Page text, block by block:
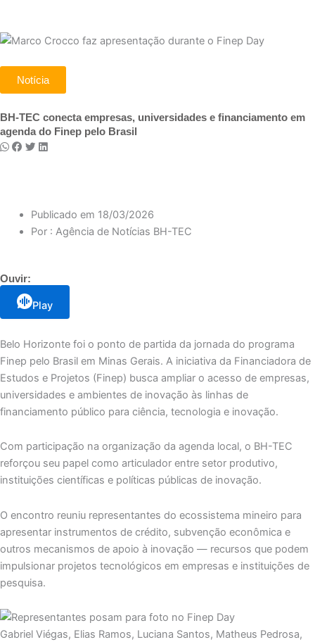
Notícia
BH-TEC conecta empresas, universidades e financiamento em
agenda do Finep pelo Brasil
Publicado em 18/03/2026
Por : Agência de Notícias BH-TEC
Ouvir:
Play
Belo Horizonte foi o ponto de partida da jornada do programa
Finep pelo Brasil em Minas Gerais. A iniciativa da Financiadora de
Estudos e Projetos (Finep) busca ampliar o acesso de empresas,
universidades e ambientes de inovação às linhas de
financiamento público para ciência, tecnologia e inovação.
Com participação na organização da agenda local, o BH-TEC
reforçou seu papel como articulador entre setor produtivo,
instituições científicas e políticas públicas de inovação.
O encontro reuniu representantes do ecossistema mineiro para
apresentar instrumentos de crédito, subvenção econômica e
outros mecanismos de apoio à inovação — recursos que podem
impulsionar projetos tecnológicos em empresas e instituições de
pesquisa.
Gabriel Viégas, Elias Ramos, Luciana Santos, Matheus Pedrosa,